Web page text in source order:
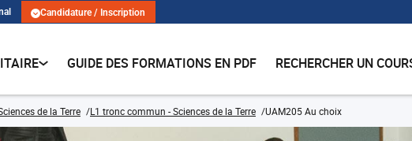
Candidature / Inscription
GUIDE DES FORMATIONS EN PDF RECHERCHER UN
de la Terre L1 tronc commun - Sciences de la Terre UAM205 Au choix